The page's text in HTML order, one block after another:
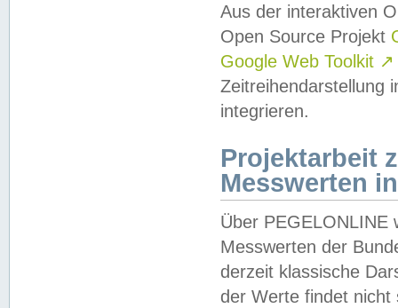
Aus der interaktiven
Open Source Projekt
Google Web Toolkit ↗
Zeitreihendarstellung
integrieren.
Projektarbeit
Messwerten
Über PEGELONLINE
Messwerten der
derzeit klassische
der Werte findet